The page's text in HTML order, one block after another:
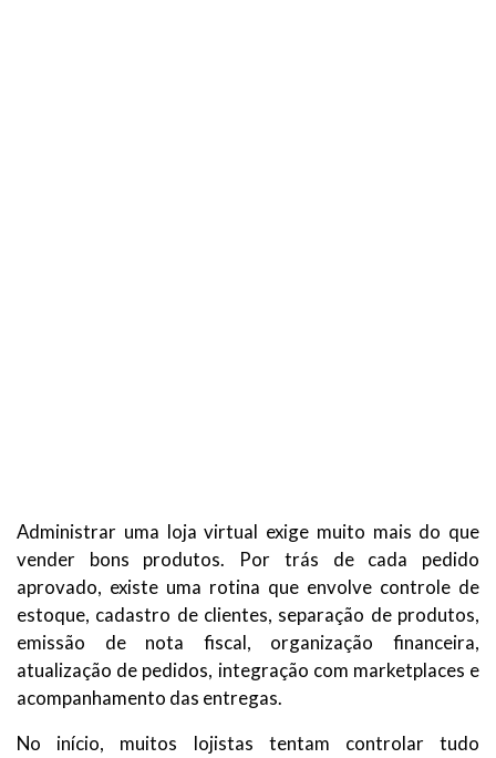
Administrar uma loja virtual exige muito mais do que
vender bons produtos. Por trás de cada pedido
aprovado, existe uma rotina que envolve controle de
estoque, cadastro de clientes, separação de produtos,
emissão de nota fiscal, organização financeira,
atualização de pedidos, integração com marketplaces e
acompanhamento das entregas.
No início, muitos lojistas tentam controlar tudo